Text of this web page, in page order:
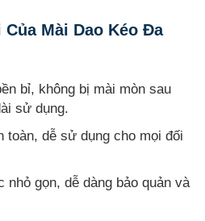
Mài Dao Kéo Đa
bỉ, không bị mài mòn sau
sử dụng.
toàn, dễ sử dụng cho mọi đối
nhỏ gọn, dễ dàng bảo quản và